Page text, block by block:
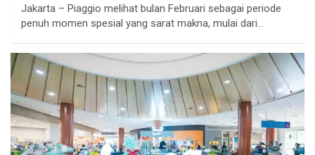
Jakarta – Piaggio melihat bulan Februari sebagai periode
penuh momen spesial yang sarat makna, mulai dari…